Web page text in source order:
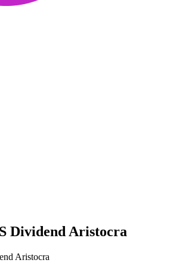
Dividend Aristocra
Aristocra